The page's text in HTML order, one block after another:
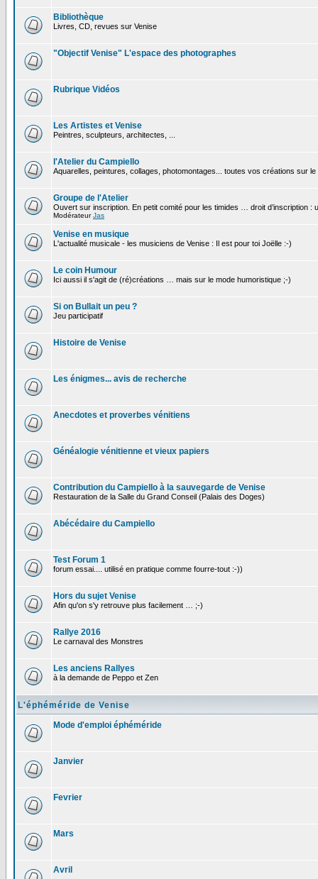
Bibliothèque
Livres, CD, revues sur Venise
"Objectif Venise" L'espace des photographes
Rubrique Vidéos
Les Artistes et Venise
Peintres, sculpteurs, architectes, ...
l'Atelier du Campiello
Aquarelles, peintures, collages, photomontages... toutes vos créations sur le
Groupe de l'Atelier
Ouvert sur inscription. En petit comité pour les timides … droit d’inscription :
ModérateurJas
Venise en musique
L'actualité musicale - les musiciens de Venise : Il est pour toi Joëlle :-)
Le coin Humour
Ici aussi il s'agit de (ré)créations … mais sur le mode humoristique ;-)
Si on Bullait un peu ?
Jeu participatif
Histoire de Venise
Les énigmes... avis de recherche
Anecdotes et proverbes vénitiens
Généalogie vénitienne et vieux papiers
Contribution du Campiello à la sauvegarde de Venise
Restauration de la Salle du Grand Conseil (Palais des Doges)
Abécédaire du Campiello
Test Forum 1
forum essai.... utilisé en pratique comme fourre-tout :-))
Hors du sujet Venise
Afin qu'on s'y retrouve plus facilement … ;-)
Rallye 2016
Le carnaval des Monstres
Les anciens Rallyes
à la demande de Peppo et Zen
L'éphéméride de Venise
Mode d'emploi éphéméride
Janvier
Fevrier
Mars
Avril